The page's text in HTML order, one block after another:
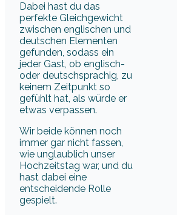
Dabei hast du das
perfekte Gleichgewicht
zwischen englischen und
deutschen Elementen
gefunden, sodass ein
jeder Gast, ob englisch-
oder deutschsprachig, zu
keinem Zeitpunkt so
gefühlt hat, als würde er
etwas verpassen.
Wir beide können noch
immer gar nicht fassen,
wie unglaublich unser
Hochzeitstag war, und du
hast dabei eine
entscheidende Rolle
gespielt.